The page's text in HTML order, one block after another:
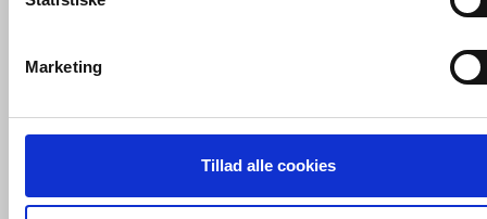
cookies. Ved at klikke 'Vis detaljer' nedenfor kan du se
tredjeparts cookies, som vores hjemmeside benytter.
Hvis du accepterer alle cookies, så giver du samtykke til de
ovenfor nævnte formål med de pågældende cookies. Du har
og fra nedenfor. Til enhver tid er det ligeledes muligt, at
Marketing
Tillad alle cookies